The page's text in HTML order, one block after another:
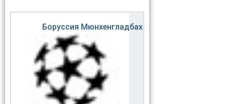
Боруссия Мюнхенгладбах